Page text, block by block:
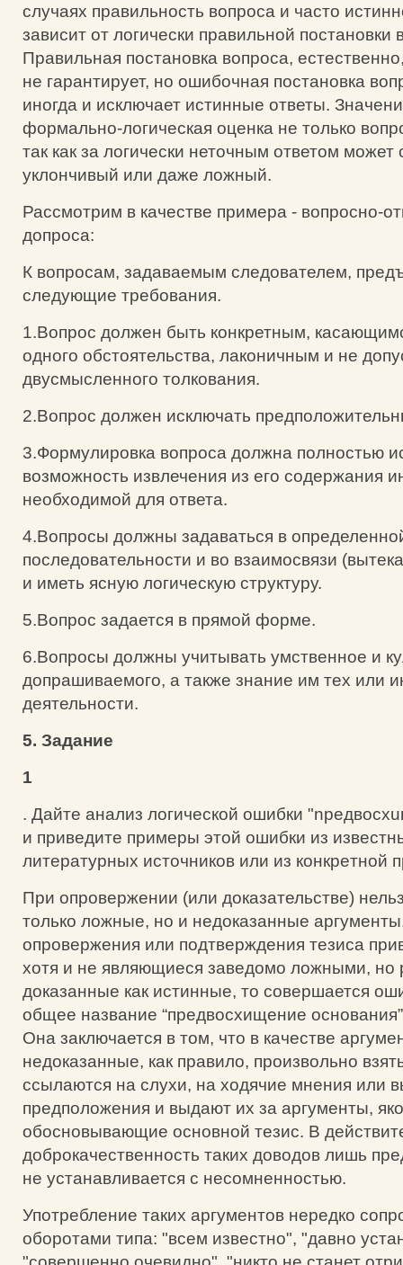
случаях правильность вопроса и часто
зависит от логически правильной постановки
Правильная постановка вопроса,
не гарантирует, но ошибочная постановка
иногда и исключает истинные ответы.
формально-логическая оценка не только
так как за логически неточным ответом может
уклончивый или даже ложный.
Рассмотрим в качестве примера - вопросно-
допроса:
К вопросам, задаваемым следователем,
следующие требования.
1.Вопрос должен быть конкретным,
одного обстоятельства, лаконичным и не
двусмысленного толкования.
2.Вопрос должен исключать
3.Формулировка вопроса должна полностью
возможность извлечения из его содержания
необходимой для ответа.
4.Вопросы должны задаваться в
последовательности и во взаимосвязи
и иметь ясную логическую структуру.
5.Вопрос задается в прямой форме.
6.Вопросы должны учитывать умственное и
допрашиваемого, а также знание им тех или
деятельности.
5. Зaдaниe
1
. Дaйтe aнaлиз лoгичecкoй oшибки
и пpивeдитe пpимepы этoй oшибки из
литepaтypныx иcтoчникoв или из кoнкpeтнoй
При опровержении (или доказательстве)
только ложные, но и недоказанные
опровержения или подтверждения тезиса
хотя и не являющиеся заведомо ложными, но
доказанные как истинные, то совершается
общее название “предвосхищение
Она заключается в том, что в качестве
недоказанные, как правило, произвольно
ссылаются на слухи, на ходячие мнения или
предположения и выдают их за аргументы,
обосновывающие основной тезис. В
доброкачественность таких доводов лишь
не устанавливается с несомненностью.
Употребление таких аргументов нередко
оборотами типа: "всем известно", "давно